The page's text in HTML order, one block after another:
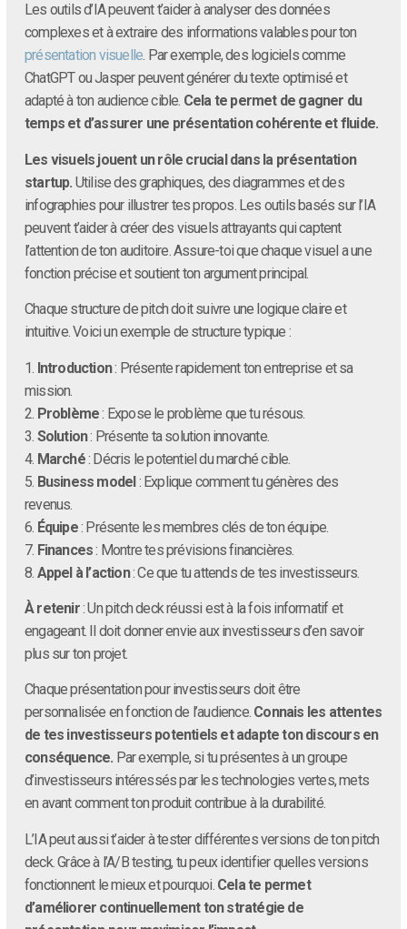
Les outils d’IA peuvent t’aider à analyser des données
complexes et à extraire des informations valables pour ton
présentation visuelle. Par exemple, des logiciels comme
ChatGPT ou Jasper peuvent générer du texte optimisé et
adapté à ton audience cible. Cela te permet de gagner du
temps et d’assurer une présentation cohérente et fluide.
Les visuels jouent un rôle crucial dans la présentation
startup. Utilise des graphiques, des diagrammes et des
infographies pour illustrer tes propos. Les outils basés sur l’IA
peuvent t’aider à créer des visuels attrayants qui captent
l’attention de ton auditoire. Assure-toi que chaque visuel a une
fonction précise et soutient ton argument principal.
Chaque structure de pitch doit suivre une logique claire et
intuitive. Voici un exemple de structure typique :
1. Introduction: Présente rapidement ton entreprise et sa
mission.
2. Problème: Expose le problème que tu résous.
3. Solution: Présente ta solution innovante.
4. Marché: Décris le potentiel du marché cible.
5. Business model: Explique comment tu génères des
revenus.
6. Équipe: Présente les membres clés de ton équipe.
7. Finances: Montre tes prévisions financières.
8. Appel à l’action: Ce que tu attends de tes investisseurs.
À retenir: Un pitch deck réussi est à la fois informatif et
engageant. Il doit donner envie aux investisseurs d’en savoir
plus sur ton projet.
Chaque présentation pour investisseurs doit être
personnalisée en fonction de l’audience. Connais les attentes
de tes investisseurs potentiels et adapte ton discours en
conséquence. Par exemple, si tu présentes à un groupe
d’investisseurs intéressés par les technologies vertes, mets
en avant comment ton produit contribue à la durabilité.
L’IA peut aussi t’aider à tester différentes versions de ton pitch
deck. Grâce à l’A/B testing, tu peux identifier quelles versions
fonctionnent le mieux et pourquoi. Cela te permet
d’améliorer continuellement ton stratégie de